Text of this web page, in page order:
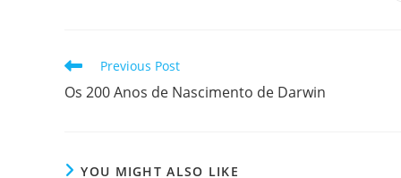
Read
articles
Previous Post
Os 200 Anos de Nascimento de Darwin
YOU MIGHT ALSO LIKE